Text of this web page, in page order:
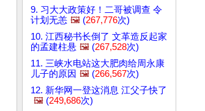
9. 习大大政策好！二哥被调查 令
计划无恙 🖼️ (267,776次)
10. 江西秘书长倒了 文革造反起家
的孟建柱悬 🖼️ (267,528次)
11. 三峡水电站这大肥肉给周永康
儿子的原因 🖼️ (266,567次)
12. 新华网一登这消息 江父子快了
🖼️ (249,686次)